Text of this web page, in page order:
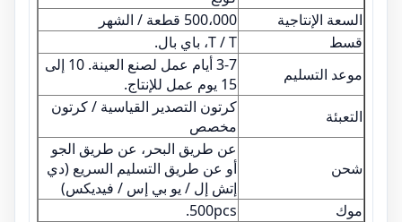
السعة الإنتاجية
500،000 قطعة / الشهر
قسط
T / T، باي بال.
موعد التسليم
3-7 أيام عمل لصنع العينة. 10 إلى
15 يوم عمل للإنتاج.
التعبئة
كرتون التصدير القياسية / كرتون
مخصص
شحن
عن طريق البحر، عن طريق الجو
أو عن طريق التسليم السريع (دي
إتش إل / يو بي إس / فيديكس)
موك
500pcs.